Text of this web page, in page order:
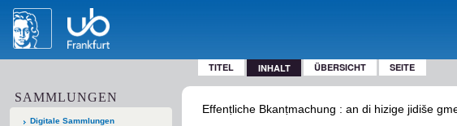
TITEL INHALT ÜBERSICHT SEITE
SAMMLUNGEN
Digitale Sammlungen
Effenṭliche Bkanṭmachung : an di hizige jidiše